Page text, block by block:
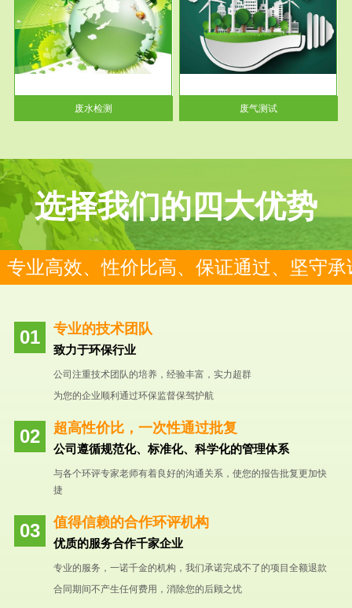
废水检测
废气测试
检测范围工业废气检测包括有机
废气和无机废气。有机废气主要
包括...
废气测试
选择我们的四大优势
专业高效、性价比高、保证通过、坚守承
专业的技术团队
致力于环保行业
公司注重技术团队的培养，经验丰富，实力超群
为您的企业顺利通过环保监督保驾护航
超高性价比，一次性通过批复
公司遵循规范化、标准化、科学化的管理体系
与各个环评专家老师有着良好的沟通关系，使您的报告批复更加快
捷
值得信赖的合作环评机构
优质的服务合作千家企业
专业的服务，一诺千金的机构，我们承诺完成不了的项目全额退款
合同期间不产生任何费用，消除您的后顾之忧